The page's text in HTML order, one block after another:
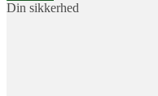
Din sikkerhed